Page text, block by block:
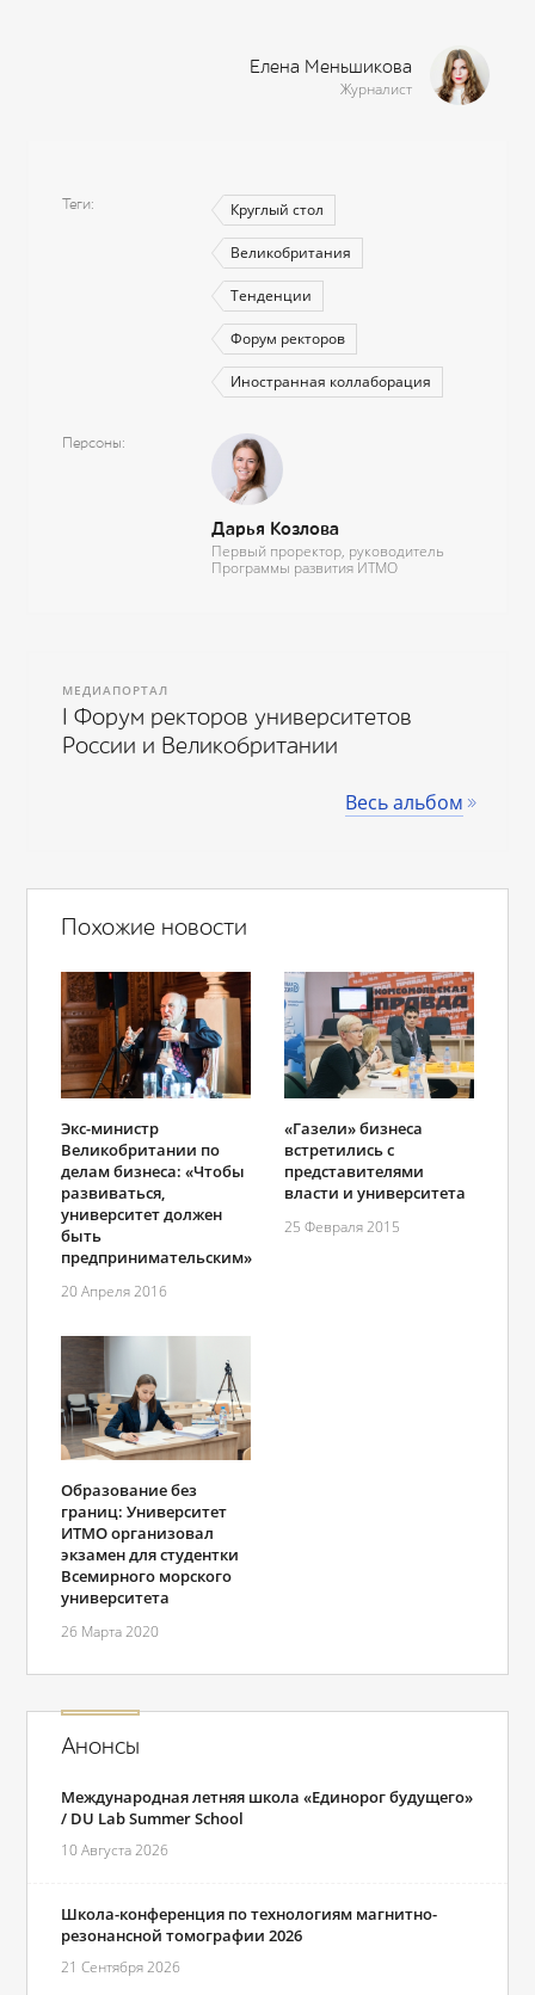
Елена Меньшикова
Журналист
Теги Круглый стол
Великобритания
Тенденции
Форум ректоров
Иностранная коллаборация
Персоны
Дарья Козлова
Первый проректор, руководитель
Программы развития ИТМО
МЕДИАПОРТАЛ
I Форум ректоров университетов
России и Великобритании
Весь альбом
Похожие новости
Экс-министр
Великобритании по
делам бизнеса: «Чтобы
развиваться,
университет должен
быть
предпринимательским»
20 Апреля 2016
«Газели» бизнеса
встретились с
представителями
власти и университета
25 Февраля 2015
Образование без
границ: Университет
ИТМО организовал
экзамен для студентки
Всемирного морского
университета
26 Марта 2020
Анонсы
Международная летняя школа «Единорог будущего»
/ DU Lab Summer School
10 Августа 2026
Школа-конференция по технологиям магнитно-
резонансной томографии 2026
21 Сентября 2026